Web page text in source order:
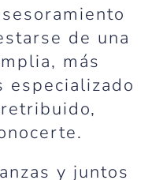
de una
más
especializado
y juntos